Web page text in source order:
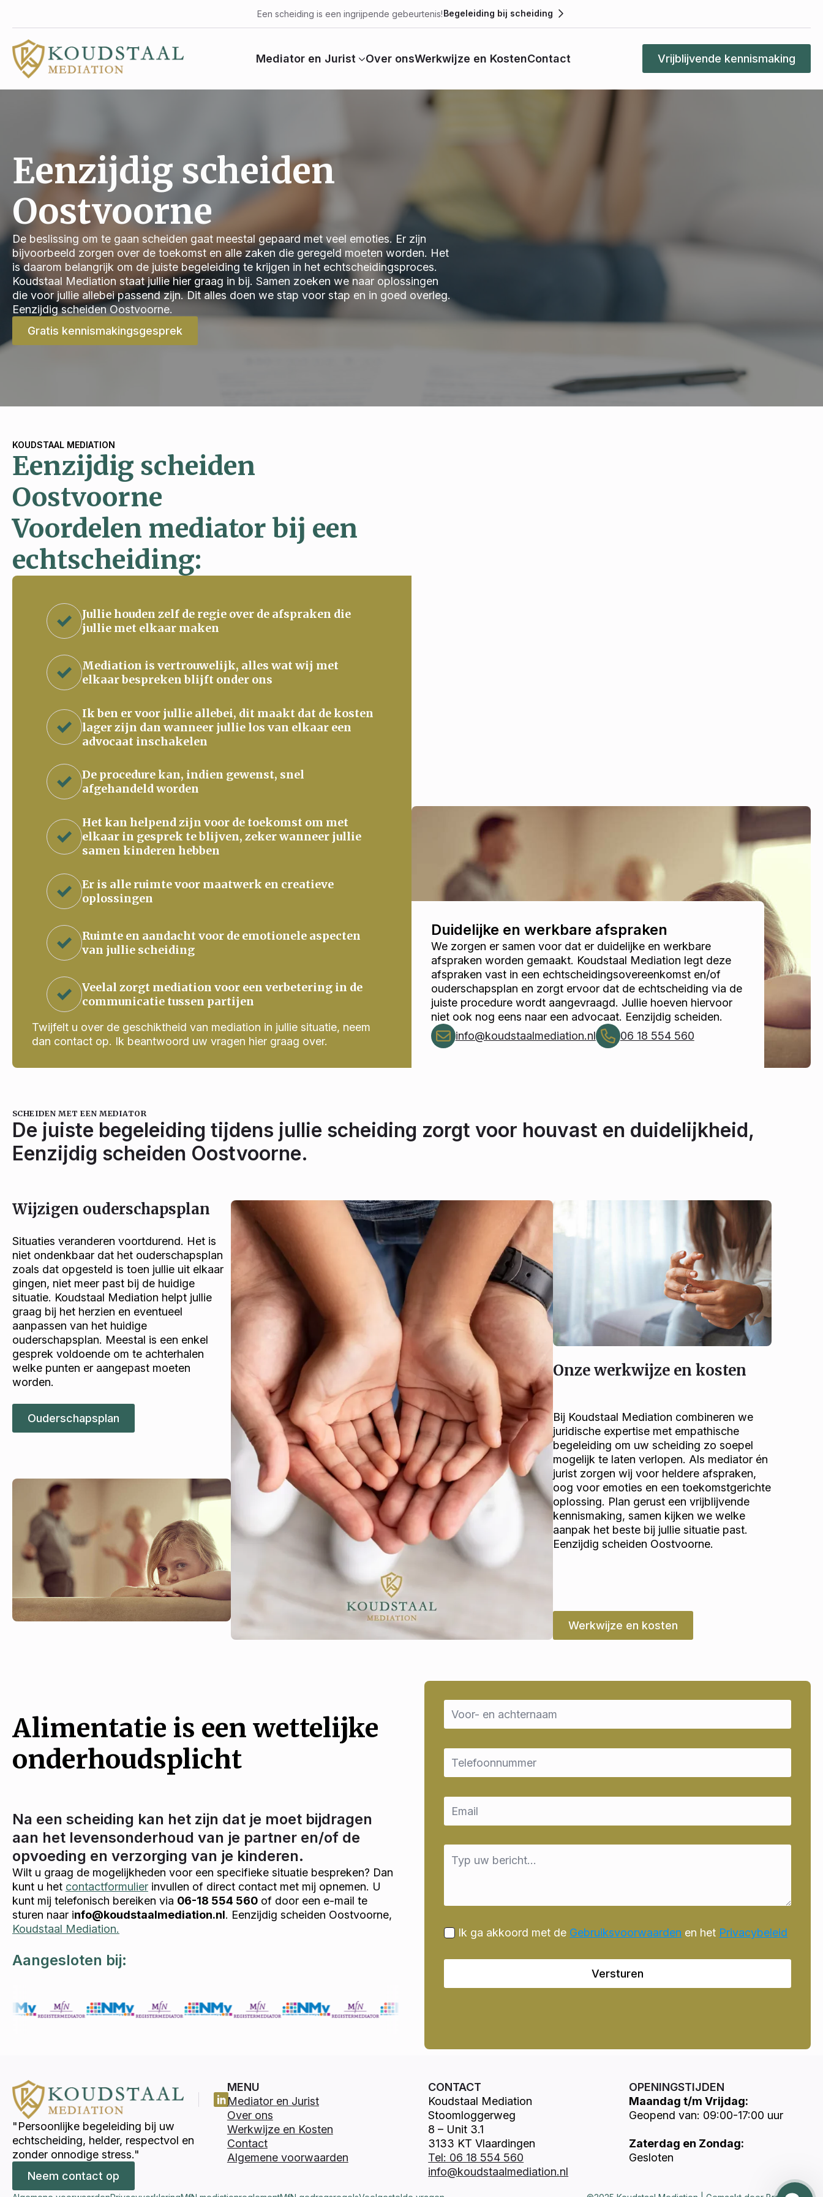
Een scheiding is een ingrijpende gebeurtenis!Begeleiding bij scheiding
Mediator en Jurist Over onsWerkwijze en KostenContact Vrijblijvende kennismaking
Eenzijdig scheiden
Oostvoorne
De beslissing om te gaan scheiden gaat meestal gepaard met veel emoties. Er zijn
bijvoorbeeld zorgen over de toekomst en alle zaken die geregeld moeten worden. Het
is daarom belangrijk om de juiste begeleiding te krijgen in het echtscheidingsproces.
Koudstaal Mediation staat jullie hier graag in bij. Samen zoeken we naar oplossingen
die voor jullie allebei passend zijn. Dit alles doen we stap voor stap en in goed overleg.
Eenzijdig scheiden Oostvoorne.
Gratis kennismakingsgesprek
KOUDSTAAL MEDIATION
Eenzijdig scheiden
Oostvoorne
Voordelen mediator bij een
echtscheiding:
Jullie houden zelf de regie over de afspraken die
jullie met elkaar maken
Mediation is vertrouwelijk, alles wat wij met
elkaar bespreken blijft onder ons
Ik ben er voor jullie allebei, dit maakt dat de kosten
lager zijn dan wanneer jullie los van elkaar een
advocaat inschakelen
De procedure kan, indien gewenst, snel
afgehandeld worden
Het kan helpend zijn voor de toekomst om met
elkaar in gesprek te blijven, zeker wanneer jullie
samen kinderen hebben
Er is alle ruimte voor maatwerk en creatieve
oplossingen
Ruimte en aandacht voor de emotionele aspecten
van jullie scheiding
Veelal zorgt mediation voor een verbetering in de
communicatie tussen partijen
Twijfelt u over de geschiktheid van mediation in jullie situatie, neem
dan contact op. Ik beantwoord uw vragen hier graag over.
Duidelijke en werkbare afspraken
We zorgen er samen voor dat er duidelijke en werkbare
afspraken worden gemaakt. Koudstaal Mediation legt deze
afspraken vast in een echtscheidingsovereenkomst en/of
ouderschapsplan en zorgt ervoor dat de echtscheiding via de
juiste procedure wordt aangevraagd. Jullie hoeven hiervoor
niet ook nog eens naar een advocaat. Eenzijdig scheiden.
info@koudstaalmediation.nl
06 18 554 560
SCHEIDEN MET EEN MEDIATOR
De juiste begeleiding tijdens jullie scheiding zorgt voor houvast en duidelijkheid,
Eenzijdig scheiden Oostvoorne.
Wijzigen ouderschapsplan
Situaties veranderen voortdurend. Het is
niet ondenkbaar dat het ouderschapsplan
zoals dat opgesteld is toen jullie uit elkaar
gingen, niet meer past bij de huidige
situatie. Koudstaal Mediation helpt jullie
graag bij het herzien en eventueel
aanpassen van het huidige
ouderschapsplan. Meestal is een enkel
gesprek voldoende om te achterhalen
welke punten er aangepast moeten
worden.
Ouderschapsplan
Onze werkwijze en kosten
Bij Koudstaal Mediation combineren we
juridische expertise met empathische
begeleiding om uw scheiding zo soepel
mogelijk te laten verlopen. Als mediator én
jurist zorgen wij voor heldere afspraken,
oog voor emoties en een toekomstgerichte
oplossing. Plan gerust een vrijblijvende
kennismaking, samen kijken we welke
aanpak het beste bij jullie situatie past.
Eenzijdig scheiden Oostvoorne.
Werkwijze en kosten
Alimentatie is een wettelijke
onderhoudsplicht
Na een scheiding kan het zijn dat je moet bijdragen
aan het levensonderhoud van je partner en/of de
opvoeding en verzorging van je kinderen.
Wilt u graag de mogelijkheden voor een specifieke situatie bespreken? Dan
kunt u het contactformulier invullen of direct contact met mij opnemen. U
kunt mij telefonisch bereiken via 06-18 554 560 of door een e-mail te
sturen naar info@koudstaalmediation.nl. Eenzijdig scheiden Oostvoorne,
Koudstaal Mediation.
Aangesloten bij:
Name
*
Email
Email
Message
Ik ga akkoord met de Gebruiksvoorwaarden en het Privacybeleid
Versturen
"Persoonlijke begeleiding bij uw
echtscheiding, helder, respectvol en
zonder onnodige stress."
Neem contact op
MENU
Mediator en Jurist
Over ons
Werkwijze en Kosten
Contact
Algemene voorwaarden
CONTACT
Koudstaal Mediation
Stoomloggerweg
8 – Unit 3.1
3133 KT Vlaardingen
Tel: 06 18 554 560
info@koudstaalmediation.nl
OPENINGSTIJDEN
Maandag t/m Vrijdag:
Geopend van: 09:00-17:00 uur
Zaterdag en Zondag:
Gesloten